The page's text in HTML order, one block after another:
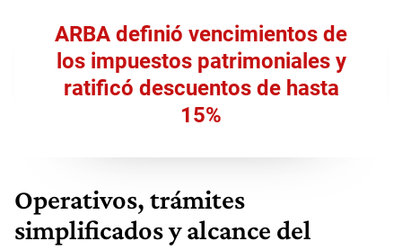
ARBA definió vencimientos de
los impuestos patrimoniales y
ratificó descuentos de hasta
15%
Operativos, trámites
simplificados y alcance del